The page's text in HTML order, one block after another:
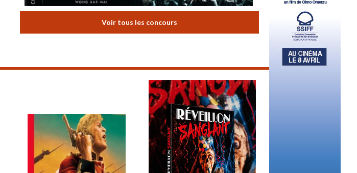
Voir tous les concours